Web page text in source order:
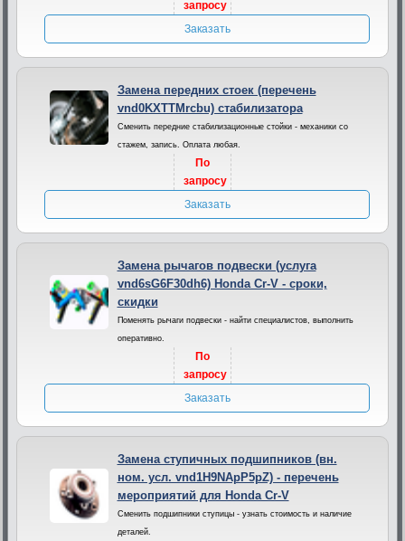
запросу
Заказать
Замена передних стоек (перечень
vnd0KXTTMrcbu) стабилизатора
Сменить передние стабилизационные стойки - механики со
стажем, запись. Оплата любая.
По
запросу
Заказать
Замена рычагов подвески (услуга
vnd6sG6F30dh6) Honda Cr-V - сроки,
скидки
Поменять рычаги подвески - найти специалистов, выполнить
оперативно.
По
запросу
Заказать
Замена ступичных подшипников (вн.
ном. усл. vnd1H9NApP5pZ) - перечень
мероприятий для Honda Cr-V
Сменить подшипники ступицы - узнать стоимость и наличие
деталей.